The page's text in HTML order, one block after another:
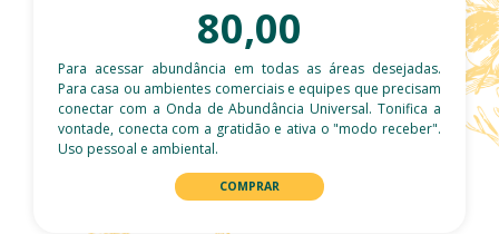
80,00
Para acessar abundância em todas as áreas desejadas.
Para casa ou ambientes comerciais e equipes que precisam
conectar com a Onda de Abundância Universal. Tonifica a
vontade, conecta com a gratidão e ativa o "modo receber".
Uso pessoal e ambiental.
COMPRAR